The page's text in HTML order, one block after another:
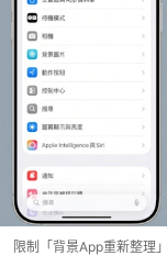
限制「背景App重新整理